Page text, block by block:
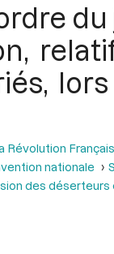
Révolution
nationale
des